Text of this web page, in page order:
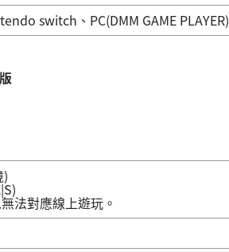
switch、PC(DMM GAME PLAYER)
法對應線上遊玩。